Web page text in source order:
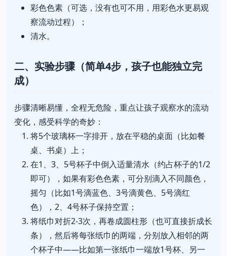
彩色色素（可选，没有也可不用，用彩色水更易观
察流动过程）；
清水。
二、实验步骤（简单4步，孩子也能独立完
成）
步骤清晰易懂，全程无危险，重点让孩子观察水的流动
变化，感受科学的奇妙：
将5个玻璃杯一字排开，放在平稳的桌面（比如餐
桌、书桌）上；
在1、3、5号杯子中倒入适量清水（约占杯子的1/2
即可），如果有彩色色素，可分别滴入不同颜色，
摇匀（比如1号滴蓝色、3号滴黄色、5号滴红
色），2、4号杯子保持空置；
将纸巾对折2-3次，再卷成圆柱形（也可直接折成长
条），然后将每张纸巾的两端，分别放入相邻的两
个杯子中——比如第一张纸巾一端放1号杯、另一